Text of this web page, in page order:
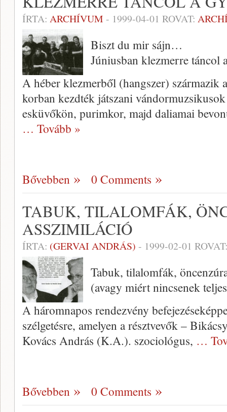
ÍRTA: ARCHÍVUM - 1999-04-01 ROVAT:
Biszt du mir sájn…
Júniusban klezmerre táncol
A héber klezmerből (hangszer) származik
korban kezdték játszani
esküvőkön, purimkor, majd daliamai
… Tovább »
Bővebben 0 Comments
TABUK, TILALOMFÁK,
ASSZIMILÁCIÓ
ÍRTA: (GERVAI ANDRÁS) - 1999-02-01
Tabuk, tilalomfák,
(avagy miért nincsenek
A háromnapos rendezvény
szélgetésre, amelyen a résztvevők –
Kovács András (K.A.). szociológus, …
Bővebben 0 Comments